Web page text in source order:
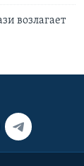
возлагает